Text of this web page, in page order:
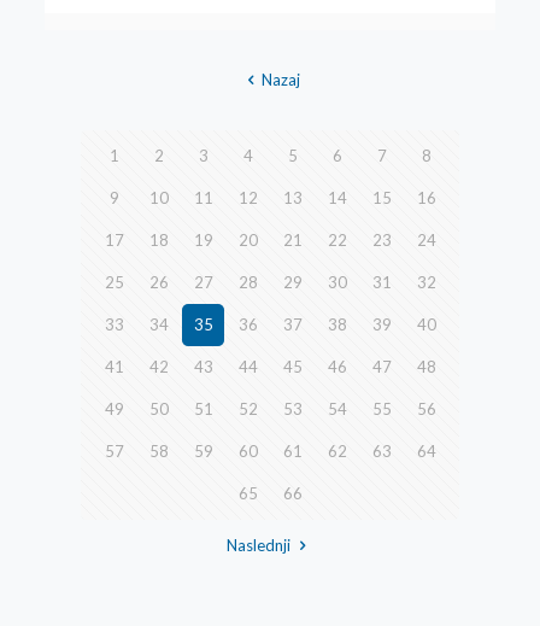
Nazaj
1 2 3 4 5 6 7 8
9 10 11 12 13 14 15 16
17 18 19 20 21 22 23 24
25 26 27 28 29 30 31 32
33 34 35 36 37 38 39 40
41 42 43 44 45 46 47 48
49 50 51 52 53 54 55 56
57 58 59 60 61 62 63 64
65 66
Naslednji